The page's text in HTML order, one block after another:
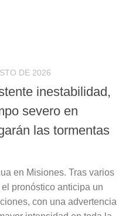
DE 2026
inestabilidad,
severo en
las tormentas
en Misiones. Tras varios
pronóstico anticipa un
con una advertencia